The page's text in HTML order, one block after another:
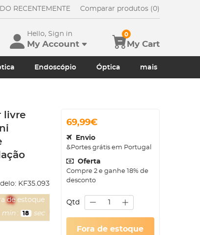
RECENTEMENTE Comparar produtos (0)
Hello, Sign in
My Account My Cart
0
Endoscópio Óptica mais
livre
KF35.093
de estoque
min : 16 sec
69,99€
Envio
&Portes grátis em Portugal
Oferta
Compre 2 e ganhe 18% de
desconto
Qtd
Fora de estoque